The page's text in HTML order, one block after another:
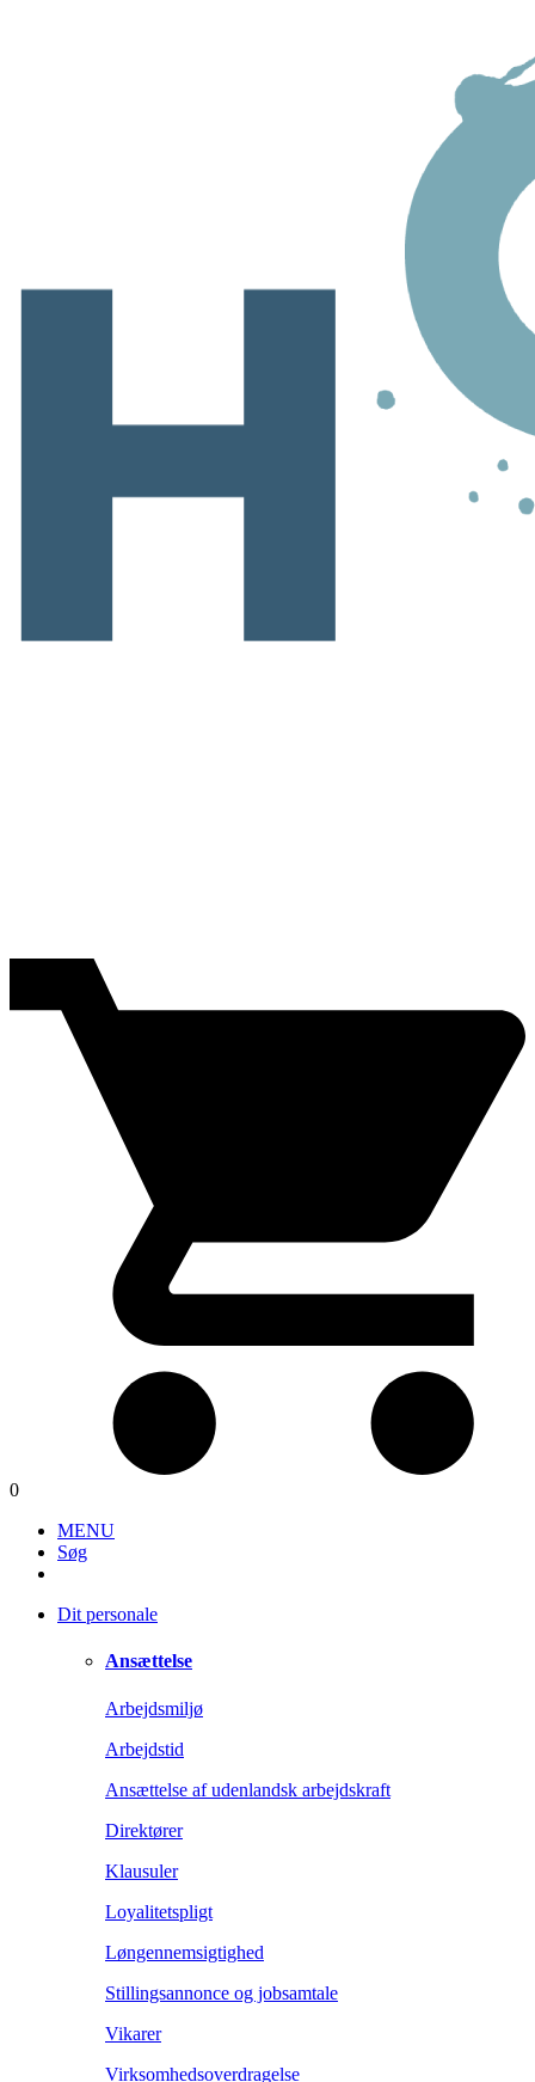
0
MENU
Søg
Dit personale
Ansættelse
Arbejdsmiljø
Arbejdstid
Ansættelse af udenlandsk arbejdskraft
Direktører
Klausuler
Loyalitetspligt
Løngennemsigtighed
Stillingsannonce og jobsamtale
Vikarer
Virksomhedsoverdragelse